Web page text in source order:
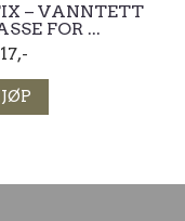
– VANNTETT
FOR ...